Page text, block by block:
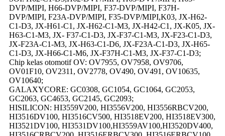
DVP/MIPI, H66-DVP/MIPI, F37-DVP/MIPI, F37H-
DVP/MIPI, F23A-DVP/MIPI, F35-DVP/MIPI,K03, JX-H62-
C1-D3, JX-H61-C1, JX-H62-C1-M3, JX-H42-C1, JX-K05, JX-
H63-C1-M3, JX- F37-C1-D3, JX-F37-C1-M3, JX-F23-C1-D3,
JX-F23A-C1-M3, JX-H63-C1-D6, JX-F23A-C1-D3, JX-H65-
C1-D3, JX-H66-C1-M6, JX-F37H-C1-M3, JX-F37-C1-D3;
Chip kelas otomotif OV: OV7955, OV7958, OV9706,
OV01F10, OV2311, OV2778, OV490, OV491, OV10635,
OV10640;
GALAXYCORE: GC0308, GC1054, GC1064, GC2053,
GC2063, GC4653, GC2145, GC2093;
HISILICON: HI3559V200, HI3556V200, HI3556RBCV200,
HI3516DV100, HI3516CV500, HI3518EV200, HI3518EV300,
HI3521DV100, HI3531DV100,HI3559AV100,HI3520DV400,